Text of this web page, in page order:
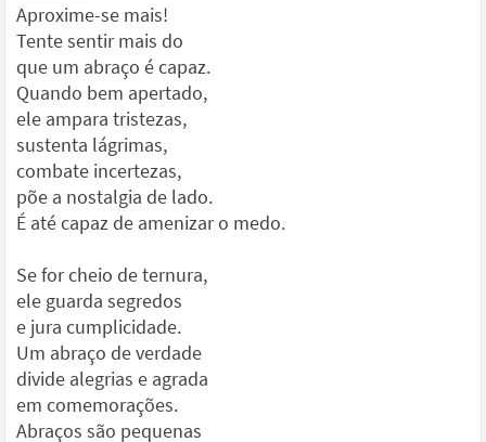
Aproxime-se mais!
Tente sentir mais do
que um abraço é capaz.
Quando bem apertado,
ele ampara tristezas,
sustenta lágrimas,
combate incertezas,
põe a nostalgia de lado.
É até capaz de amenizar o medo.
Se for cheio de ternura,
ele guarda segredos
e jura cumplicidade.
Um abraço de verdade
divide alegrias e agrada
em comemorações.
Abraços são pequenas